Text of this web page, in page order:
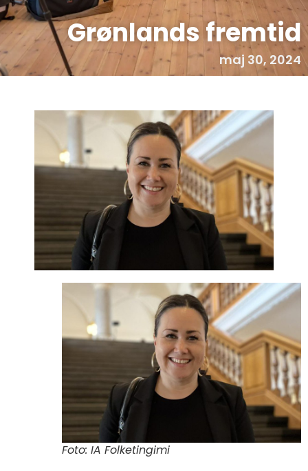
Grønlands fremtid
maj 30, 2024
Foto: IA Folketingimi